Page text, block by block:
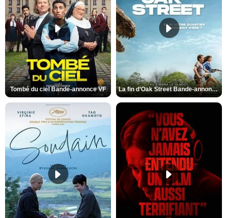
Tombé du ciel Bande-annonce VF La fin d’Oak Street Bande-annonce VO STFR